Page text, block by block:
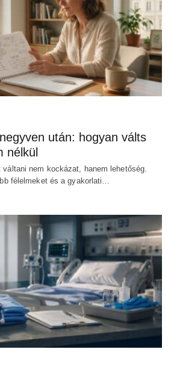
után: hogyan válts
nélkül
nem kockázat, hanem lehetőség.
félelmeket és a gyakorlati…